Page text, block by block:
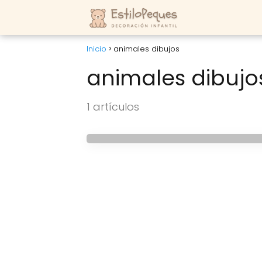
Inicio animales dibujos
animales
1 artículos
MANUALIDADES PARA PEQUEÑOS
Realiza un cangrejo,